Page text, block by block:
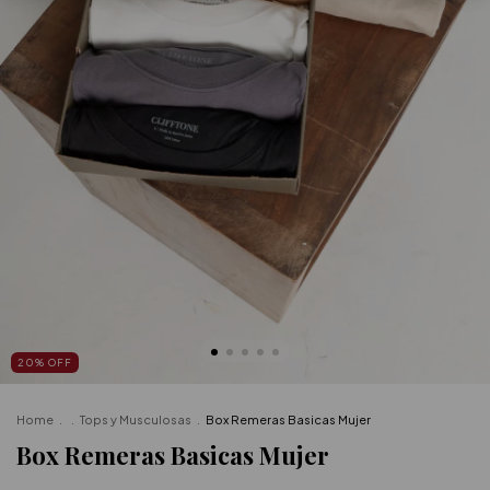
20% OFF
Home Tops y Musculosas Box Remeras Basicas Mujer
Box Remeras Basicas Mujer